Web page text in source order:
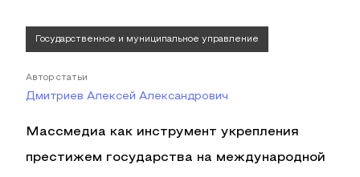
Государственное и муниципальное управление
Автор статьи
Дмитриев Алексей Александрович
Массмедиа как инструмент укрепления
престижем государства на международной